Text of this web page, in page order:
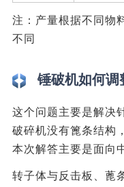
注：产量根据不同物
不同
锤破机如何调
这个问题主要是解决
破碎机没有篦条结构
本次解答主要是面向
转子体与反击板、蓖